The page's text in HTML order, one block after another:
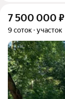
7 500 000 ₽
9 соток участок